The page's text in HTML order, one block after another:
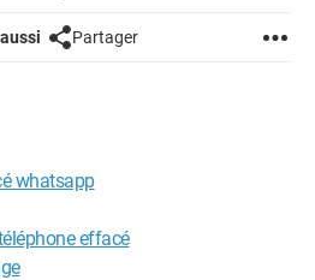
Partager
whatsapp
effacé